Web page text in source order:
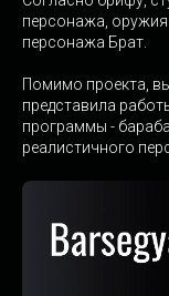
персонажа,
персонажа Брат.
Помимо проекта,
представила
программы -
реалистичного